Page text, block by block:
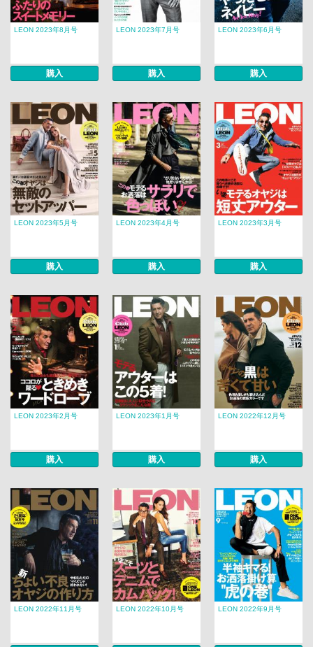
LEON 2023年8月号
購入
LEON 2023年7月号
購入
LEON 2023年6月号
購入
LEON 2023年5月号
購入
LEON 2023年4月号
購入
LEON 2023年3月号
購入
LEON 2023年2月号
購入
LEON 2023年1月号
購入
LEON 2022年12月号
購入
LEON 2022年11月号 LEON 2022年10月号 LEON 2022年9月号